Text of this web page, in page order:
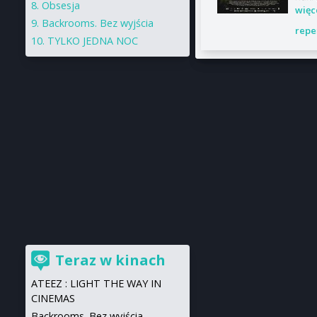
Obsesja
Backrooms. Bez wyjścia
TYLKO JEDNA NOC
Teraz w kinach
ATEEZ : LIGHT THE WAY IN
CINEMAS